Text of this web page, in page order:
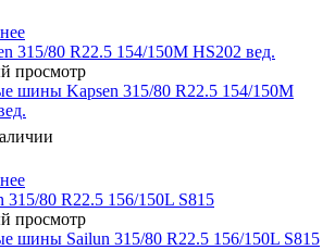
просмотр
шины Kapsen 315/80 R22.5 154/150M
просмотр
шины Sailun 315/80 R22.5 156/150L S815